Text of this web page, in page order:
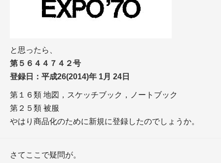
と思ったら、
第５６４４７４２号
登録日：平成26(2014)年 1月 24日
第１６類 地図，スケッチブック，ノートブック
第２５類 被服
やはり商品化のために新規に登録したのでしょうか。
さてここで疑問が。